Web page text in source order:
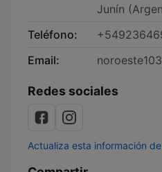
Junín
Teléfono:
Email:
Redes sociales
Actualiza esta información